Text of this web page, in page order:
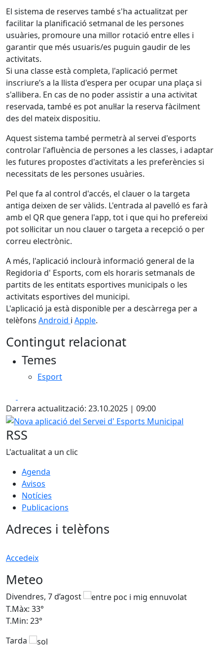
El sistema de reserves també s'ha actualitzat per
facilitar la planificació setmanal de les persones
usuàries, promoure una millor rotació entre elles i
garantir que més usuaris/es puguin gaudir de les
activitats.
Si una classe està completa, l'aplicació permet
inscriure’s a la llista d'espera per ocupar una plaça si
s'allibera. En cas de no poder assistir a una activitat
reservada, també es pot anul·lar la reserva fàcilment
des del mateix dispositiu.
Aquest sistema també permetrà al servei d'esports
controlar l'afluència de persones a les classes, i adaptar
les futures propostes d'activitats a les preferències si
necessitats de les persones usuàries.
Pel que fa al control d'accés, el clauer o la targeta
antiga deixen de ser vàlids. L'entrada al pavelló es farà
amb el QR que genera l'app, tot i que qui ho prefereixi
pot sol·licitar un nou clauer o targeta a recepció o per
correu electrònic.
A més, l'aplicació inclourà informació general de la
Regidoria d' Esports, com els horaris setmanals de
partits de les entitats esportives municipals o les
activitats esportives del municipi.
L'aplicació ja està disponible per a descàrrega per a
telèfons Android i Apple.
Contingut relacionat
Temes
Esport
Darrera actualització: 23.10.2025 | 09:00
Nova aplicació del Servei d' Esports Municipal
RSS
L'actualitat a un clic
Agenda
Avisos
Notícies
Publicacions
Adreces i telèfons
Accedeix
Meteo
Divendres, 7 d’agost
T.Màx: 33°
T.Min: 23°
Tarda